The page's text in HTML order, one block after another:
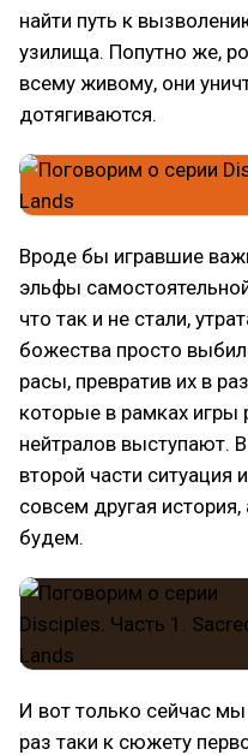
найти путь к
узилища. Попутно же,
всему живому, они
дотягиваются.
Вроде бы игравшие
эльфы
что так и не стали,
божества просто
расы, превратив их в
которые в рамках игры
нейтралов выступают.
второй части ситуация
совсем другая
будем.
И вот только сейчас
раз таки к сюжету